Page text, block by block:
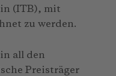
(ITB), mit
zu werden.
all den
Preisträger